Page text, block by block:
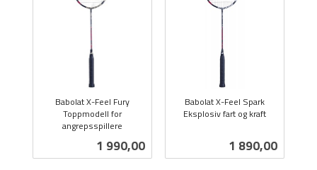
Babolat X-Feel Fury
Toppmodell for
angrepsspillere
Pris
1 990,00
Babolat X-Feel Spark
Eksplosiv fart og kraft
Pris
1 890,00